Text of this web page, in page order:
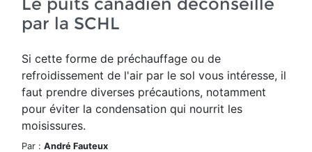
par la SCHL
Si cette forme de préchauffage ou de
refroidissement de l'air par le sol vous intéresse, il
faut prendre diverses précautions, notamment
pour éviter la condensation qui nourrit les
moisissures.
Par : André Fauteux